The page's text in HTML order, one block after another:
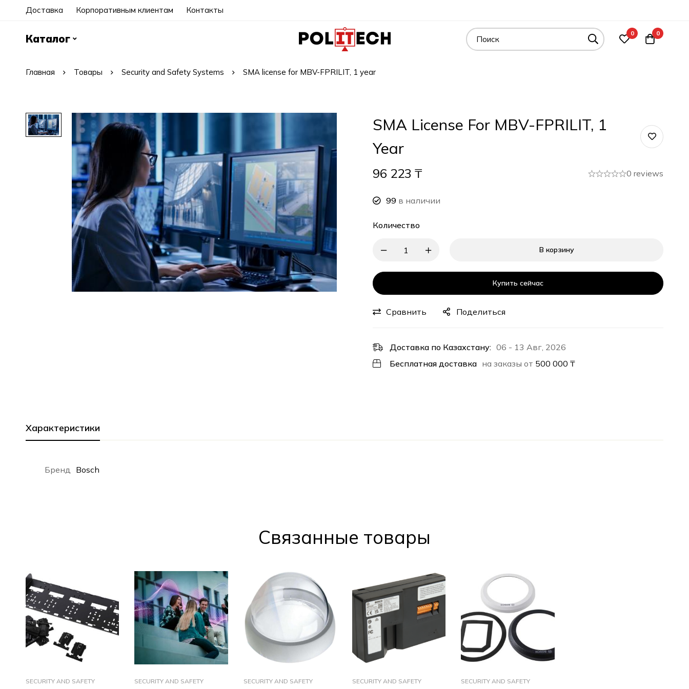
Доставка Корпоративным клиентам Контакты
Каталог 0 0
Главная Товары Security and Safety Systems SMA license for MBV-FPRILIT, 1 year
SMA License For MBV-FPRILIT, 1
Year
96 223 ₸ 0 reviews
99 в наличии
Количество
В корзину
Купить сейчас
Сравнить Поделиться
Доставка по Казахстану: 06 - 13 Авг, 2026
Бесплатная доставка на заказы от 500 000 ₸
Характеристики
Бренд Bosch
Cвязанные товары
SECURITY AND SAFETY
SECURITY AND SAFETY
SECURITY AND SAFETY
SECURITY AND SAFETY
SECURITY AND SAFETY